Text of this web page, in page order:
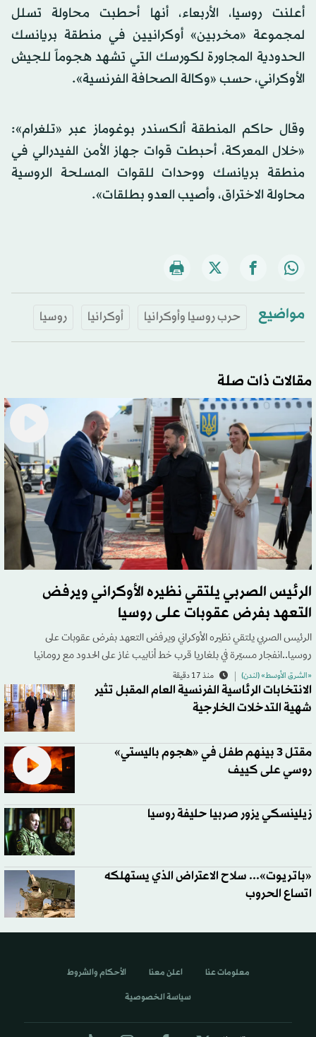
أعلنت روسيا، الأربعاء، أنها أحطبت محاولة تسلل
لمجموعة «مخربين» أوكرانيين في منطقة بريانسك
الحدودية المجاورة لكورسك التي تشهد هجوماً للجيش
الأوكراني، حسب «وكالة الصحافة الفرنسية».
وقال حاكم المنطقة ألكسندر بوغوماز عبر «تلغرام»:
«خلال المعركة، أحبطت قوات جهاز الأمن الفيدرالي في
منطقة بريانسك ووحدات للقوات المسلحة الروسية
محاولة الاختراق، وأصيب العدو بطلقات».
مواضيع حرب روسيا وأوكرانيا أوكرانيا روسيا
مقالات ذات صلة
الرئيس الصربي يلتقي نظيره الأوكراني ويرفض
التعهد بفرض عقوبات على روسيا
الرئيس الصربي يلتقي نظيره الأوكراني ويرفض التعهد بفرض عقوبات على
روسيا..انفجار مسيّرة في بلغاريا قرب خط أنابيب غاز على الحدود مع رومانيا
«الشرق الأوسط» (لندن) منذ 17 دقيقة
الانتخابات الرئاسية الفرنسية العام المقبل تثير
شهية التدخلات الخارجية
مقتل 3 بينهم طفل في «هجوم باليستي»
روسي على كييف
زيلينسكي يزور صربيا حليفة روسيا
«باتريوت»... سلاح الاعتراض الذي يستهلكه
اتساع الحروب
معلومات عنا اعلن معنا الأحكام والشروط
سياسة الخصوصية